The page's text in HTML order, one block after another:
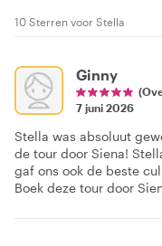
10 Sterren voor Stella
Ginny
7 juni 2026
Stella was absoluut
de tour door Siena!
gaf ons ook de beste
Boek deze tour door